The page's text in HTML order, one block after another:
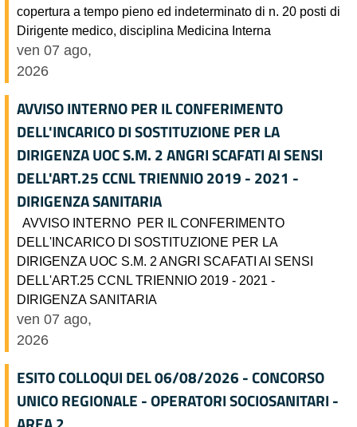
copertura a tempo pieno ed indeterminato di n. 20 posti di
Dirigente medico, disciplina Medicina Interna
ven 07 ago,
2026
AVVISO INTERNO PER IL CONFERIMENTO
DELL'INCARICO DI SOSTITUZIONE PER LA
DIRIGENZA UOC S.M. 2 ANGRI SCAFATI AI SENSI
DELL'ART.25 CCNL TRIENNIO 2019 - 2021 -
DIRIGENZA SANITARIA
AVVISO INTERNO PER IL CONFERIMENTO
DELL'INCARICO DI SOSTITUZIONE PER LA
DIRIGENZA UOC S.M. 2 ANGRI SCAFATI AI SENSI
DELL'ART.25 CCNL TRIENNIO 2019 - 2021 -
DIRIGENZA SANITARIA
ven 07 ago,
2026
ESITO COLLOQUI DEL 06/08/2026 - CONCORSO
UNICO REGIONALE - OPERATORI SOCIOSANITARI -